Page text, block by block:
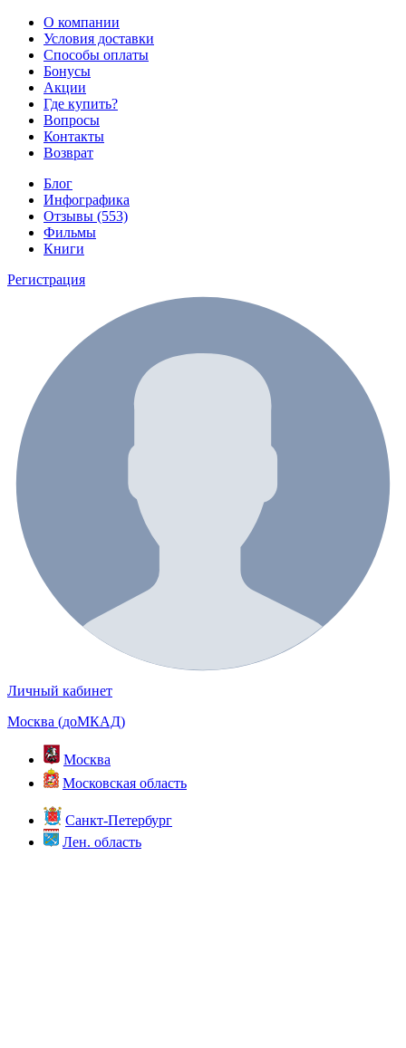
О компании
Условия доставки
Способы оплаты
Бонусы
Акции
Где купить?
Вопросы
Контакты
Возврат
Блог
Инфографика
Отзывы (553)
Фильмы
Книги
Регистрация
Личный кабинет
Москва (доМКАД)
Москва
Московская область
Санкт-Петербург
Лен. область